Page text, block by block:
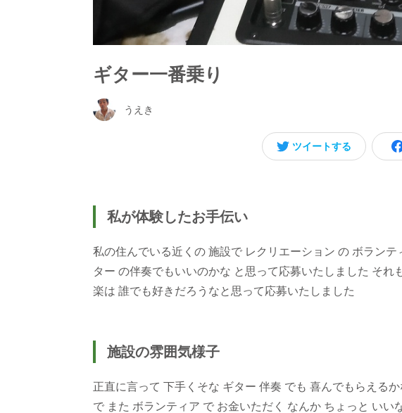
ギター一番乗り
うえき
ツイートする
私が体験したお手伝い
私の住んでいる近くの 施設で レクリエーション の ボラン
ター の伴奏でもいいのかな と思って応募いたしました それ
楽は 誰でも好きだろうなと思って応募いたしました
施設の雰囲気様子
正直に言って 下手くそな ギター 伴奏 でも 喜んでもらえる
で また ボランティア で お金いただく なんか ちょっと いい